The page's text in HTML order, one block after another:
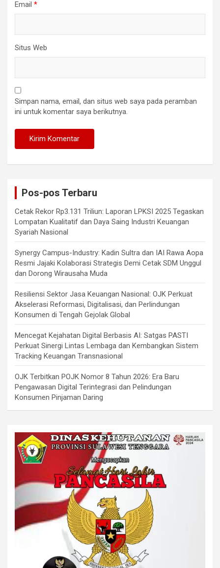
Email *
Situs Web
Simpan nama, email, dan situs web saya pada peramban
ini untuk komentar saya berikutnya.
Pos-pos Terbaru
Cetak Rekor Rp3.131 Triliun: Laporan LPKSI 2025 Tegaskan
Lompatan Kualitatif dan Daya Saing Industri Keuangan
Syariah Nasional
Synergy Campus-Industry: Kadin Sultra dan IAI Rawa Aopa
Resmi Jajaki Kolaborasi Strategis Demi Cetak SDM Unggul
dan Dorong Wirausaha Muda
Resiliensi Sektor Jasa Keuangan Nasional: OJK Perkuat
Akselerasi Reformasi, Digitalisasi, dan Perlindungan
Konsumen di Tengah Gejolak Global
Mencegat Kejahatan Digital Berbasis AI: Satgas PASTI
Perkuat Sinergi Lintas Lembaga dan Kembangkan Sistem
Tracking Keuangan Transnasional
OJK Terbitkan POJK Nomor 8 Tahun 2026: Era Baru
Pengawasan Digital Terintegrasi dan Pelindungan
Konsumen Pinjaman Daring